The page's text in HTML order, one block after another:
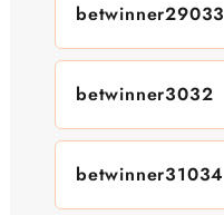
betwinner29033
betwinner3032
betwinner31034